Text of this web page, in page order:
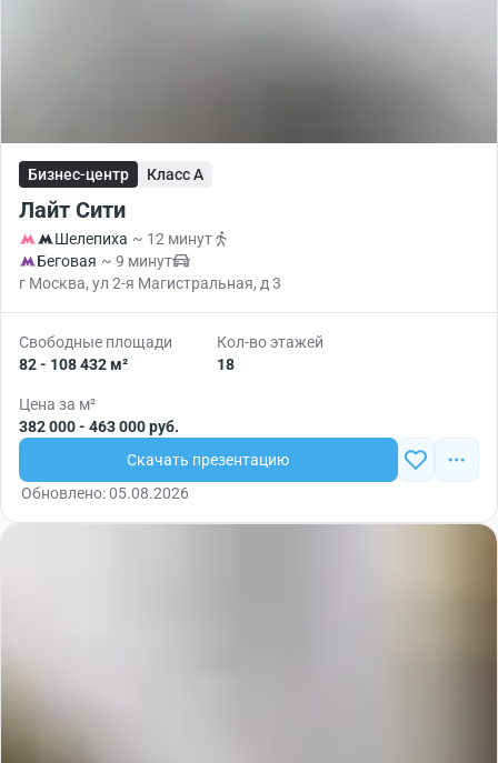
Бизнес-центр Класс A
Лайт Сити
Шелепиха ~ 12 минут
Беговая ~ 9 минут
г Москва, ул 2-я Магистральная, д 3
Свободные площади
82 - 108 432 м²
Кол-во этажей
18
Цена за м²
382 000 - 463 000 руб.
Скачать презентацию
Обновлено: 05.08.2026